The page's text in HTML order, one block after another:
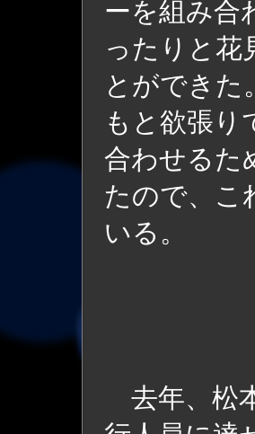
ーを組み合
ったりと花
とができた
もと欲張り
合わせるた
たので、こ
いる。
去年、松